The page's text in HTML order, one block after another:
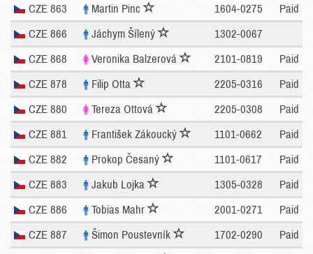
CZE 863 Martin Pinc 1604-0275 Paid
CZE 866 Jáchym Šílený 1302-0067
CZE 868 Veronika Balzerová 2101-0819 Paid
CZE 878 Filip Otta 2205-0316 Paid
CZE 880 Tereza Ottová 2205-0308 Paid
CZE 881 František Zákoucký 1101-0662 Paid
CZE 882 Prokop Česaný 1101-0617 Paid
CZE 883 Jakub Lojka 1305-0328 Paid
CZE 886 Tobias Mahr 2001-0271 Paid
CZE 887 Šimon Poustevník 1702-0290 Paid